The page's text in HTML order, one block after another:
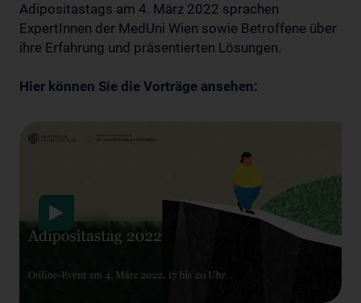
Adipositastags am 4. März 2022 sprachen
ExpertInnen der MedUni Wien sowie Betroffene über
ihre Erfahrung und präsentierten Lösungen.
Hier können Sie die Vorträge ansehen: